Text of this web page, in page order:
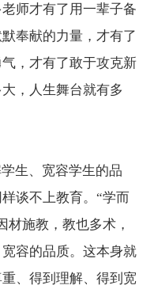
师才有了用一辈子备
奉献的力量，才有了
，才有了敢于攻克新
，人生舞台就有多
生、宽容学生的品
谈不上教育。“学而
材施教，教也多术，
容的品质。这本身就
、得到理解、得到宽